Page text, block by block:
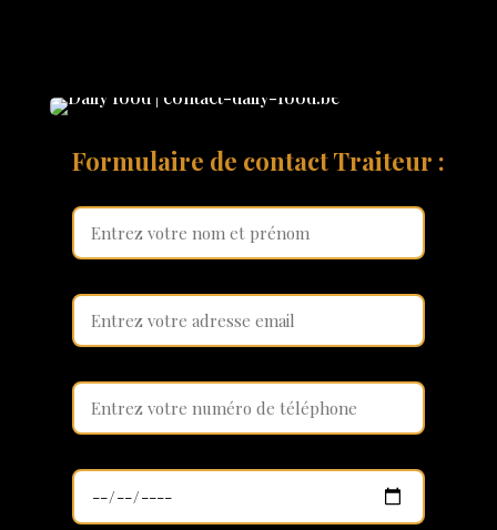
Formulaire de contact Traiteur :